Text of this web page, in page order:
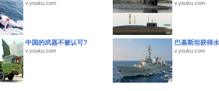
v.youku.com v.youku.com
中国的武器不被认可?
v.youku.com
巴基斯坦获得
v.youku.com